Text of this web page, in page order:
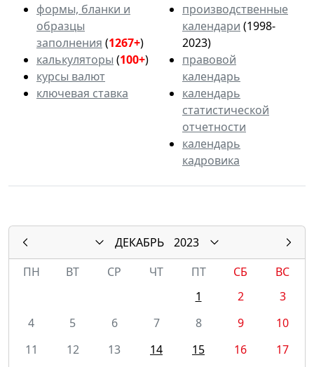
формы, бланки и
образцы
заполнения (1267+)
калькуляторы (100+)
курсы валют
ключевая ставка
производственные
календари (1998-
2023)
правовой
календарь
календарь
статистической
отчетности
календарь
кадровика
ДЕКАБРЬ
2023
ПН
ВТ СР ЧТ ПТ СБ
ВС
1
2
3
4
5 6 7 8 9
10
11
12 13 14 15 16
17